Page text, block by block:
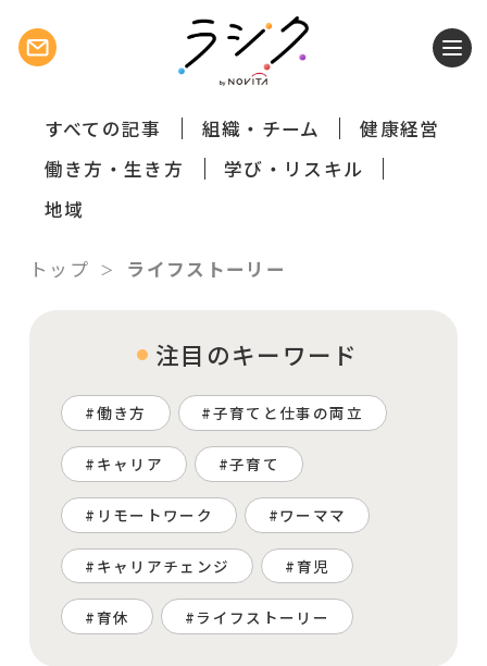
すべての記事 組織・チーム
健康経営
働き方・生き方
学び・リスキル
地域
トップ ライフストーリー
注目のキーワード
働き方 子育てと仕事の両立
キャリア 子育て
リモートワーク ワーママ
キャリアチェンジ 育児
育休 ライフストーリー